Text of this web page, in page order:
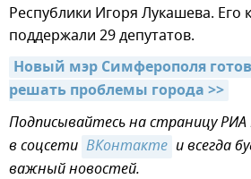
Республики Игоря Лукашева. Его
поддержали 29 депутатов.
Новый мэр Симферополя
решать проблемы города >>
Подписывайтесь на страницу
в соцсети ВКонтакте и всегда
важный новостей.